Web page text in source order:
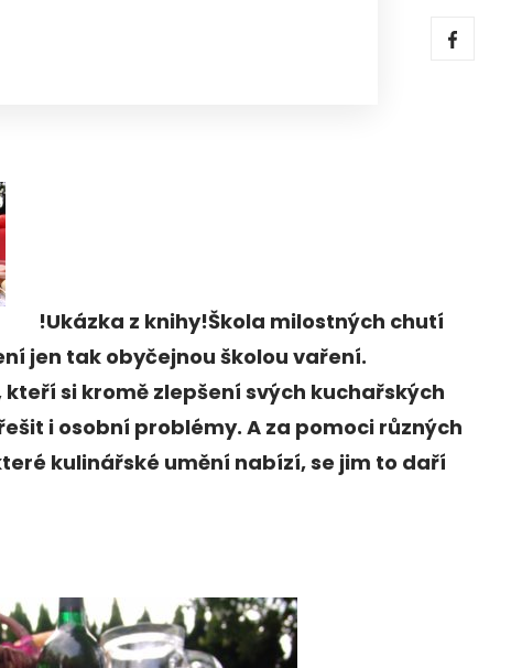
!Ukázka z knihy!Škola milostných chutí
jen tak obyčejnou školou vaření.
kteří si kromě zlepšení svých kuchařských
i osobní problémy. A za pomoci různých
kulinářské umění nabízí, se jim to daří